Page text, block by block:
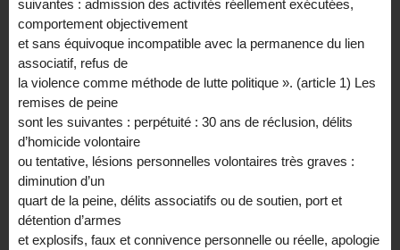
suivantes : admission des activités réellement exécutées,
comportement objectivement
et sans équivoque incompatible avec la permanence du lien
associatif, refus de
la violence comme méthode de lutte politique ». (article 1) Les
remises de peine
sont les suivantes : perpétuité : 30 ans de réclusion, délits
d’homicide volontaire
ou tentative, lésions personnelles volontaires très graves :
diminution d’un
quart de la peine, délits associatifs ou de soutien, port et
détention d’armes
et explosifs, faux et connivence personnelle ou réelle, apologie